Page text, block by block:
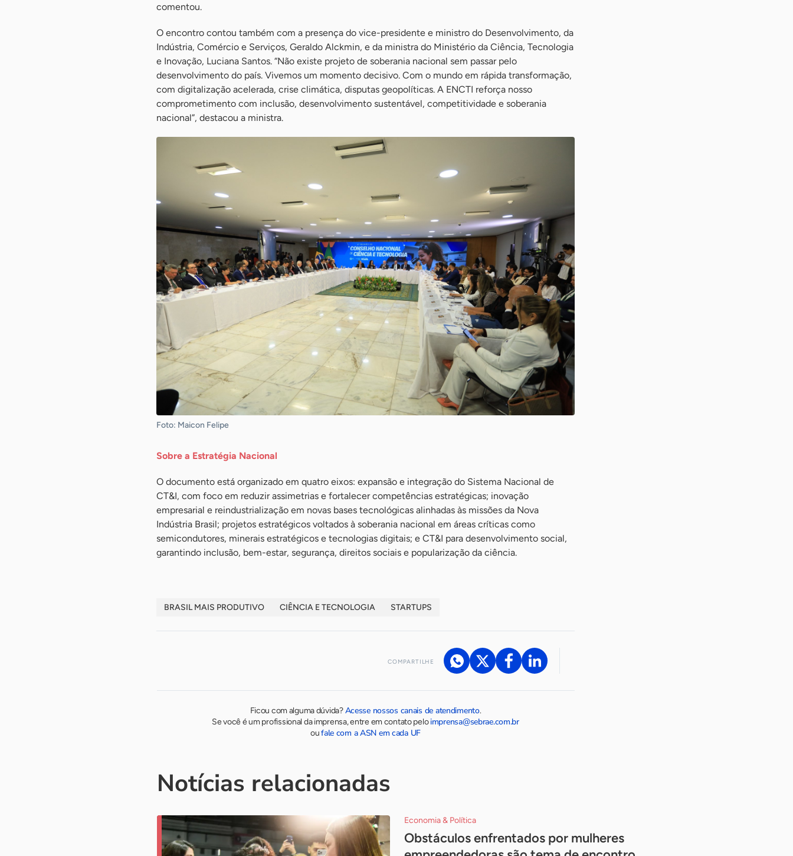
comentou.
O encontro contou também com a presença do vice-presidente e ministro do Desenvolvimento, da
Indústria, Comércio e Serviços, Geraldo Alckmin, e da ministra do Ministério da Ciência, Tecnologia
e Inovação, Luciana Santos. “Não existe projeto de soberania nacional sem passar pelo
desenvolvimento do país. Vivemos um momento decisivo. Com o mundo em rápida transformação,
com digitalização acelerada, crise climática, disputas geopolíticas. A ENCTI reforça nosso
comprometimento com inclusão, desenvolvimento sustentável, competitividade e soberania
nacional”, destacou a ministra.
Foto: Maicon Felipe
Sobre a Estratégia Nacional
O documento está organizado em quatro eixos: expansão e integração do Sistema Nacional de
CT&I, com foco em reduzir assimetrias e fortalecer competências estratégicas; inovação
empresarial e reindustrialização em novas bases tecnológicas alinhadas às missões da Nova
Indústria Brasil; projetos estratégicos voltados à soberania nacional em áreas críticas como
semicondutores, minerais estratégicos e tecnologias digitais; e CT&I para desenvolvimento social,
garantindo inclusão, bem-estar, segurança, direitos sociais e popularização da ciência.
BRASIL MAIS PRODUTIVO CIÊNCIA E TECNOLOGIA STARTUPS
COMPARTILHE
Ficou com alguma dúvida?Acesse nossos canais de atendimento.
Se você é um profissional da imprensa, entre em contato peloimprensa@sebrae.com.br
oufale com a ASN em cada UF
Notícias relacionadas
Economia & Política
Obstáculos enfrentados por mulheres